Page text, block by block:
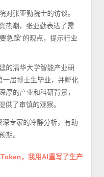
对张亚勤院士的访谈。
热潮，张亚勤表达了需
急躁”的观点，提示行业
的清华大学智能产业研
一届博士生毕业，并孵化
厚的产业和科研背景，
供了审慎的观察。
专家的冷静分析，有助
期。
，我用AI重写了生产